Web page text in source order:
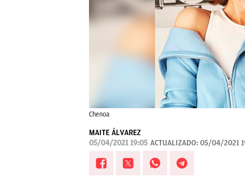
Chenoa
MAITE ÁLVAREZ
05/04/2021 19:05 ACTUALIZADO: 05/04/2021